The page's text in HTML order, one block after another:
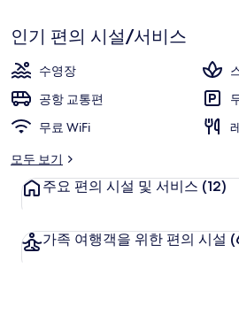
진
갤
러
리
기
인기 편의 시설/서비스
수영장
공항 교통편
무료 WiFi
모두 보기
주요 편의 시설 및 서비스 (12)
가족 여행객을 위한 편의 시설